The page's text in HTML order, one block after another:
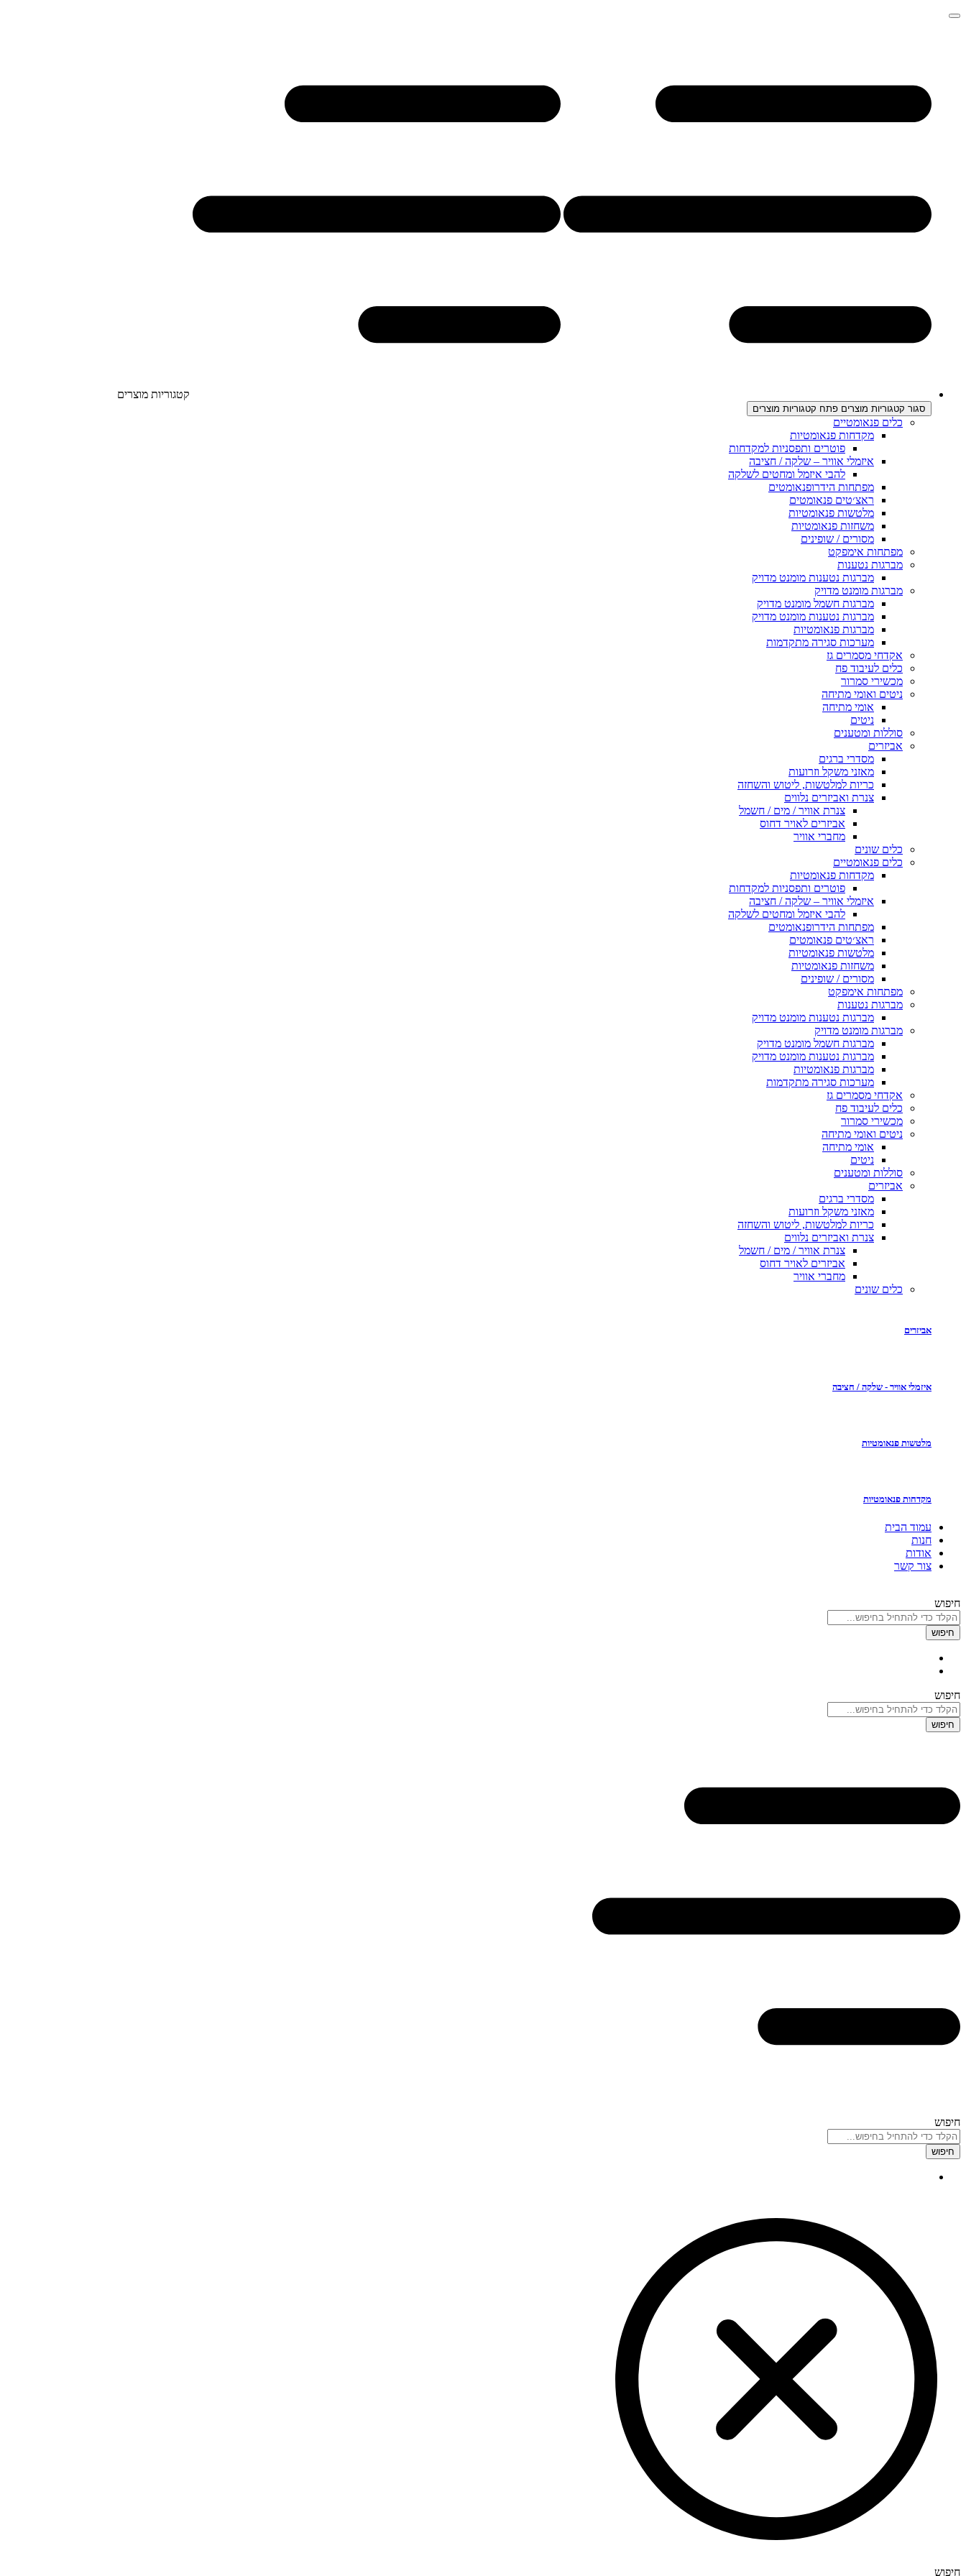
קטגוריות מוצרים
סגור קטגוריות מוצרים פתח קטגוריות מוצרים
כלים פנאומטיים
מקדחות פנאומטיות
פוטרים ותפסניות למקדחות
איזמלי אוויר – שלקה / חציבה
להבי איזמל ומחטים לשלקה
מפתחות הידרופנאומטים
ראצ׳טים פנאומטים
מלטשות פנאומטיות
משחזות פנאומטיות
מסורים / שופינים
מפתחות אימפקט
מברגות נטענות
מברגות נטענות מומנט מדויק
מברגות מומנט מדויק
מברגות חשמל מומנט מדויק
מברגות נטענות מומנט מדויק
מברגות פנאומטיות
מערכות סגירה מתקדמות
אקדחי מסמרים גז
כלים לעיבוד פח
מכשירי סמרור
ניטים ואומי מתיחה
אומי מתיחה
ניטים
סוללות ומטענים
אביזרים
מסדרי ברגים
מאזני משקל וזרועות
כריות למלטשות, ליטוש והשחזה
צנרת ואביזרים נלווים
צנרת אוויר / מים / חשמל
אביזרים לאויר דחוס
מחברי אוויר
כלים שונים
כלים פנאומטיים
מקדחות פנאומטיות
פוטרים ותפסניות למקדחות
איזמלי אוויר – שלקה / חציבה
להבי איזמל ומחטים לשלקה
מפתחות הידרופנאומטים
ראצ׳טים פנאומטים
מלטשות פנאומטיות
משחזות פנאומטיות
מסורים / שופינים
מפתחות אימפקט
מברגות נטענות
מברגות נטענות מומנט מדויק
מברגות מומנט מדויק
מברגות חשמל מומנט מדויק
מברגות נטענות מומנט מדויק
מברגות פנאומטיות
מערכות סגירה מתקדמות
אקדחי מסמרים גז
כלים לעיבוד פח
מכשירי סמרור
ניטים ואומי מתיחה
אומי מתיחה
ניטים
סוללות ומטענים
אביזרים
מסדרי ברגים
מאזני משקל וזרועות
כריות למלטשות, ליטוש והשחזה
צנרת ואביזרים נלווים
צנרת אוויר / מים / חשמל
אביזרים לאויר דחוס
מחברי אוויר
כלים שונים
אביזרים
איזמלי אוויר - שלקה / חציבה
מלטשות פנאומטיות
מקדחות פנאומטיות
עמוד הבית
חנות
אודות
צור קשר
חיפוש
חיפוש
חיפוש
חיפוש
חיפוש
חיפוש
חיפוש